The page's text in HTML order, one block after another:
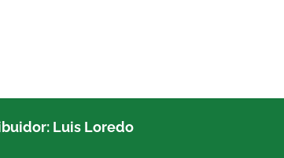
Luis Loredo